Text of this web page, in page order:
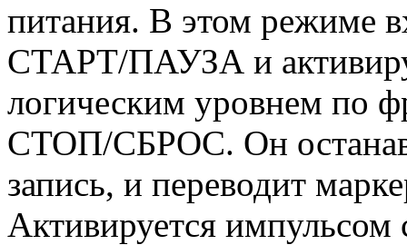
питания. В этом режиме
СТАРТ/ПАУЗА и
логическим уровнем по
СТОП/СБРОС. Он
запись, и переводит
Активируется